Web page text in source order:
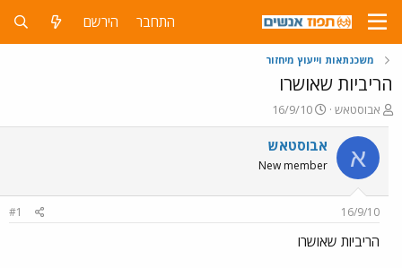
התחבר הירשם
משכנתאות וייעוץ מיחזור
הריביות שאושרו
פ
ו
ת
ח
ה
ו
ש
א
אבוסטאש
פ
ו
ר
ס
ם
ר
16/9/10
א אבוסטאש
New member
16/9/10
#1
הריביות שאושרו